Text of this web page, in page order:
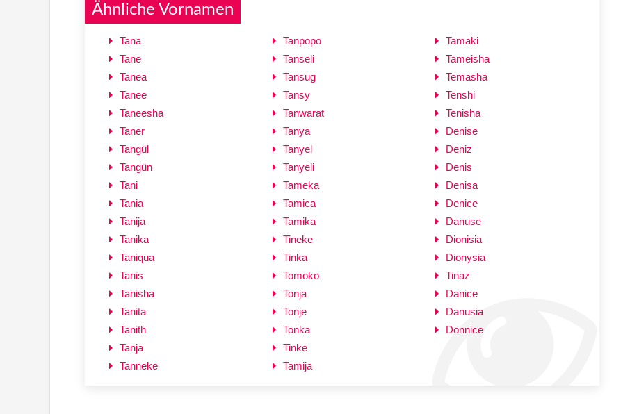
Ähnliche Vornamen
Tana
Tane
Tanea
Tanee
Taneesha
Taner
Tangül
Tangün
Tani
Tania
Tanija
Tanika
Taniqua
Tanis
Tanisha
Tanita
Tanith
Tanja
Tanneke
Tanpopo
Tanseli
Tansug
Tansy
Tanwarat
Tanya
Tanyel
Tanyeli
Tameka
Tamica
Tamika
Tineke
Tinka
Tomoko
Tonja
Tonje
Tonka
Tinke
Tamija
Tamaki
Tameisha
Temasha
Tenshi
Tenisha
Denise
Deniz
Denis
Denisa
Denice
Danuse
Dionisia
Dionysia
Tinaz
Danice
Danusia
Donnice